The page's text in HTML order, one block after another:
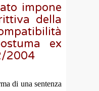
impone
della
ex
2004
di una sentenza